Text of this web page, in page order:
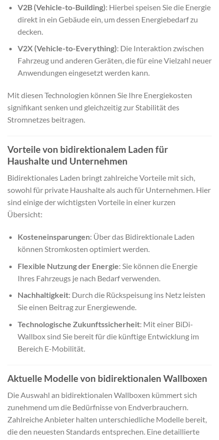
V2B (Vehicle-to-Building): Hierbei speisen Sie die Energie
direkt in ein Gebäude ein, um dessen Energiebedarf zu
decken.
V2X (Vehicle-to-Everything): Die Interaktion zwischen
Fahrzeug und anderen Geräten, die für eine Vielzahl neuer
Anwendungen eingesetzt werden kann.
Mit diesen Technologien können Sie Ihre Energiekosten
signifikant senken und gleichzeitig zur Stabilität des
Stromnetzes beitragen.
Vorteile von bidirektionalem Laden für
Haushalte und Unternehmen
Bidirektionales Laden bringt zahlreiche Vorteile mit sich,
sowohl für private Haushalte als auch für Unternehmen. Hier
sind einige der wichtigsten Vorteile in einer kurzen
Übersicht:
Kosteneinsparungen: Über das Bidirektionale Laden
können Stromkosten optimiert werden.
Flexible Nutzung der Energie: Sie können die Energie
Ihres Fahrzeugs je nach Bedarf verwenden.
Nachhaltigkeit: Durch die Rückspeisung ins Netz leisten
Sie einen Beitrag zur Energiewende.
Technologische Zukunftssicherheit: Mit einer BiDi-
Wallbox sind Sie bereit für die künftige Entwicklung im
Bereich E-Mobilität.
Aktuelle Modelle von bidirektionalen Wallboxen
Die Auswahl an bidirektionalen Wallboxen kümmert sich
zunehmend um die Bedürfnisse von Endverbrauchern.
Zahlreiche Anbieter halten unterschiedliche Modelle bereit,
die den neuesten Standards entsprechen. Eine detaillierte